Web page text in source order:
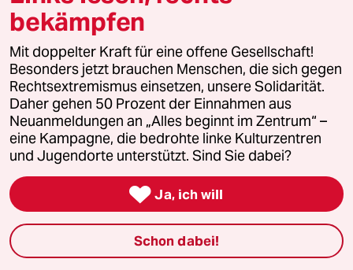
mit Lena Kaiser, Journalistin und
Produktentwicklerin bei der taz
Kurzreise in die Hafenstadt an der Wesermündung,
einst der größte Auswandererhafen nach Amerika -
mit Besuch der berühmten Museen
"Auswandererhaus" und "Klimahaus" sowie einem
Ausflug ins Fischerdorf Wremen an der Nordsee
960 € (DZ/HP/ohne Anreise)
mit 4 Übernachtungen im Hotel im-jaich Lloyd Marina
Reiseveranstalter Ventus-Reisen
Mehr erfahren
bekämpfen
Mit doppelter Kraft für eine offene Gesellschaft!
Besonders jetzt brauchen Menschen, die sich gegen
Rechtsextremismus einsetzen, unsere Solidarität.
Daher gehen 50 Prozent der Einnahmen aus
Neuanmeldungen an „Alles beginnt im Zentrum“ –
eine Kampagne, die bedrohte linke Kulturzentren
und Jugendorte unterstützt. Sind Sie dabei?
 Ja, ich will
Schon dabei!